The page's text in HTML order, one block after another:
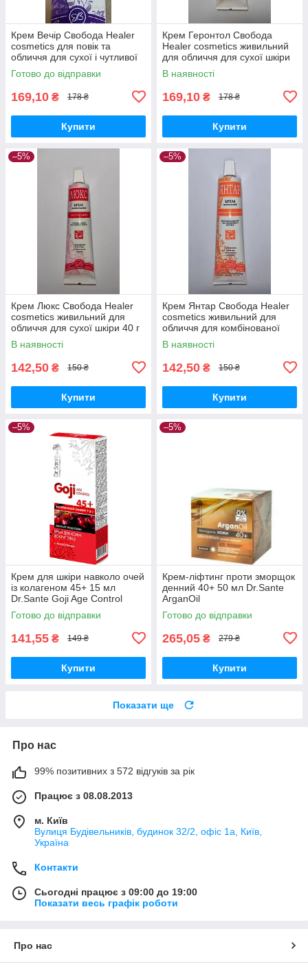
Крем Вечір Свобода Healer
cosmetics для повік та
обличчя для сухої і чутливої
шкіри 40 г
Готово до відправки
169,10 ₴ 178 ₴
Купити
Крем Геронтол Свобода
Healer cosmetics живильний
для обличчя для сухої шкіри
40 г
В наявності
169,10 ₴ 178 ₴
Купити
–5%
Крем Люкс Свобода Healer
cosmetics живильний для
обличчя для сухої шкіри 40 г
В наявності
142,50 ₴ 150 ₴
Купити
–5%
Крем Янтар Свобода Healer
cosmetics живильний для
обличчя для комбінованої
шкіри 40 г
В наявності
142,50 ₴ 150 ₴
Купити
–5%
Крем для шкіри навколо очей
із колагеном 45+ 15 мл
Dr.Sante Goji Age Control
Готово до відправки
141,55 ₴ 149 ₴
Купити
–5%
Крем-ліфтинг проти зморщок
денний 40+ 50 мл Dr.Sante
ArganOil
Готово до відправки
265,05 ₴ 279 ₴
Купити
Показати ще
Про нас
99% позитивних з 572 відгуків за рік
Працює з 08.08.2013
м. Київ
Вулиця Будівельників, будинок 32/2, офіс 1а, Київ,
Україна
Контакти
Сьогодні працює з 09:00 до 19:00
Показати весь графік роботи
Про нас